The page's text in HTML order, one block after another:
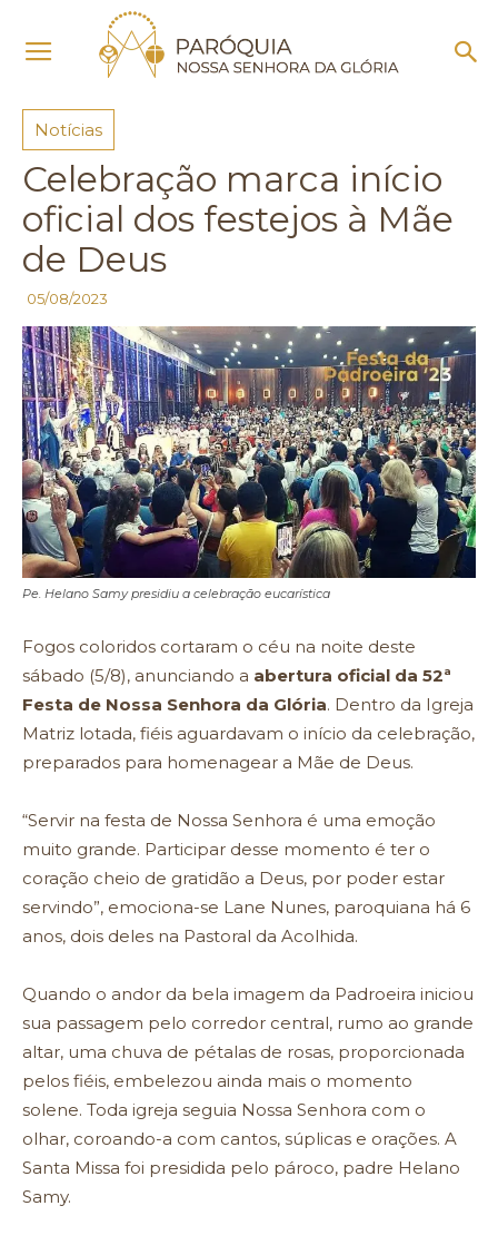
Notícias
Notícias
Celebração marca início
oficial dos festejos à Mãe
de Deus
05/08/2023
Pe. Helano Samy presidiu a celebração eucarística
Fogos coloridos cortaram o céu na noite deste
sábado (5/8), anunciando a abertura oficial da 52ª
Festa de Nossa Senhora da Glória. Dentro da Igreja
Matriz lotada, fiéis aguardavam o início da celebração,
preparados para homenagear a Mãe de Deus.
“Servir na festa de Nossa Senhora é uma emoção
muito grande. Participar desse momento é ter o
coração cheio de gratidão a Deus, por poder estar
servindo”, emociona-se Lane Nunes, paroquiana há 6
anos, dois deles na Pastoral da Acolhida.
Quando o andor da bela imagem da Padroeira iniciou
sua passagem pelo corredor central, rumo ao grande
altar, uma chuva de pétalas de rosas, proporcionada
pelos fiéis, embelezou ainda mais o momento
solene. Toda igreja seguia Nossa Senhora com o
olhar, coroando-a com cantos, súplicas e orações. A
Santa Missa foi presidida pelo pároco, padre Helano
Samy.